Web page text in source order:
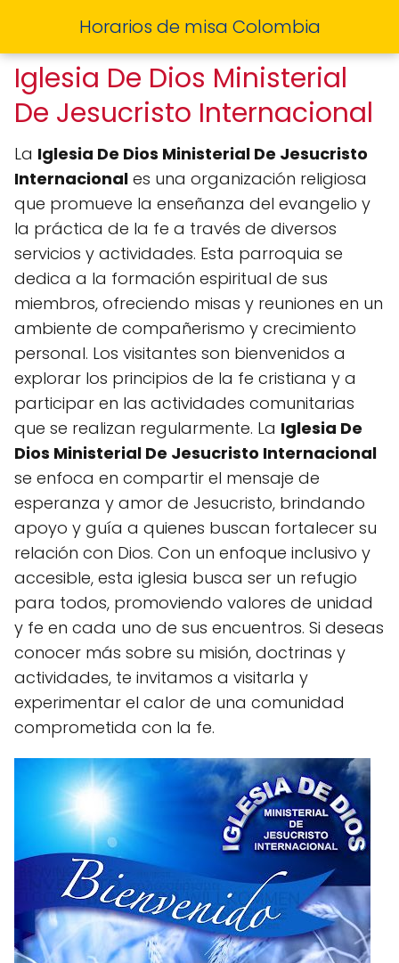
Horarios de misa Colombia
Iglesia De Dios Ministerial
De Jesucristo Internacional
La Iglesia De Dios Ministerial De Jesucristo
Internacional es una organización religiosa
que promueve la enseñanza del evangelio y
la práctica de la fe a través de diversos
servicios y actividades. Esta parroquia se
dedica a la formación espiritual de sus
miembros, ofreciendo misas y reuniones en un
ambiente de compañerismo y crecimiento
personal. Los visitantes son bienvenidos a
explorar los principios de la fe cristiana y a
participar en las actividades comunitarias
que se realizan regularmente. La Iglesia De
Dios Ministerial De Jesucristo Internacional
se enfoca en compartir el mensaje de
esperanza y amor de Jesucristo, brindando
apoyo y guía a quienes buscan fortalecer su
relación con Dios. Con un enfoque inclusivo y
accesible, esta iglesia busca ser un refugio
para todos, promoviendo valores de unidad
y fe en cada uno de sus encuentros. Si deseas
conocer más sobre su misión, doctrinas y
actividades, te invitamos a visitarla y
experimentar el calor de una comunidad
comprometida con la fe.